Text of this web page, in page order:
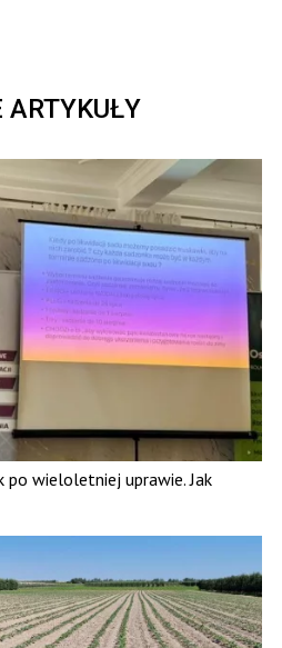
ARTYKUŁY
wieloletniej uprawie. Jak